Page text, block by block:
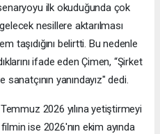
ilk okuduğunda çok
nesillere aktarılması
taşıdığını belirtti. Bu nedenle
ifade eden Çimen, “Şirket
yanındayız" dedi.
2026 yılına yetiştirmeyi
ise 2026'nın ekim ayında